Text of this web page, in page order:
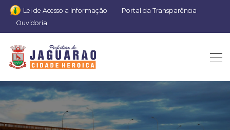
Lei de Acesso a Informação
Portal da Transparência
Ouvidoria